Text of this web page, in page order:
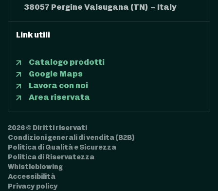
38057 Pergine Valsugana (TN) – Italy
Link utili
Catalogo prodotti
Google Maps
Lavora con noi
Area riservata
2026 © Diritti riservati
Condizioni generali di vendita (B2B)
Politica di Qualità e Sicurezza
Politica di Riservatezza
Whistleblowing
Accessibilità
Privacy policy